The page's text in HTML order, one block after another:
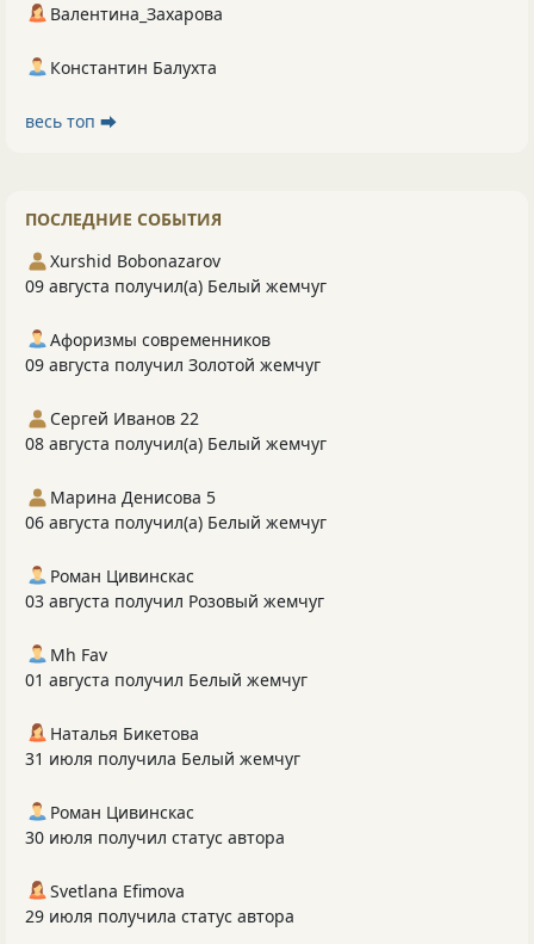
Валентина_Захарова
Константин Балухта
весь топ ⮕
ПОСЛЕДНИЕ СОБЫТИЯ
Xurshid Bobonazarov
09 августа получил(а) Белый жемчуг
Афоризмы современников
09 августа получил Золотой жемчуг
Сергей Иванов 22
08 августа получил(а) Белый жемчуг
Марина Денисова 5
06 августа получил(а) Белый жемчуг
Роман Цивинскас
03 августа получил Розовый жемчуг
Mh Fav
01 августа получил Белый жемчуг
Наталья Бикетова
31 июля получила Белый жемчуг
Роман Цивинскас
30 июля получил статус автора
Svetlana Efimova
29 июля получила статус автора